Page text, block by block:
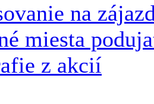
na
miesta
z akcií